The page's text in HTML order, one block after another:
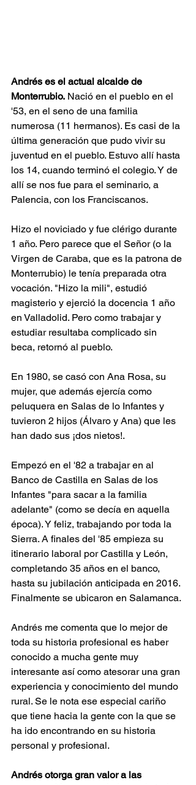
Andrés es el actual alcalde de
Monterrubio. Nació en el pueblo en el
'53, en el seno de una familia
numerosa (11 hermanos). Es casi de la
última generación que pudo vivir su
juventud en el pueblo. Estuvo allí hasta
los 14, cuando terminó el colegio. Y de
allí se nos fue para el seminario, a
Palencia, con los Franciscanos.
Hizo el noviciado y fue clérigo durante
1 año. Pero parece que el Señor (o la
Virgen de Caraba, que es la patrona de
Monterrubio) le tenía preparada otra
vocación. "Hizo la mili", estudió
magisterio y ejerció la docencia 1 año
en Valladolid. Pero como trabajar y
estudiar resultaba complicado sin
beca, retornó al pueblo.
En 1980, se casó con Ana Rosa, su
mujer, que además ejercía como
peluquera en Salas de lo Infantes y
tuvieron 2 hijos (Álvaro y Ana) que les
han dado sus ¡dos nietos!.
Empezó en el '82 a trabajar en al
Banco de Castilla en Salas de los
Infantes "para sacar a la familia
adelante" (como se decía en aquella
época). Y feliz, trabajando por toda la
Sierra. A finales del '85 empieza su
itinerario laboral por Castilla y León,
completando 35 años en el banco,
hasta su jubilación anticipada en 2016.
Finalmente se ubicaron en Salamanca.
Andrés me comenta que lo mejor de
toda su historia profesional es haber
conocido a mucha gente muy
interesante así como atesorar una gran
experiencia y conocimiento del mundo
rural. Se le nota ese especial cariño
que tiene hacia la gente con la que se
ha ido encontrando en su historia
personal y profesional.
Andrés otorga gran valor a las